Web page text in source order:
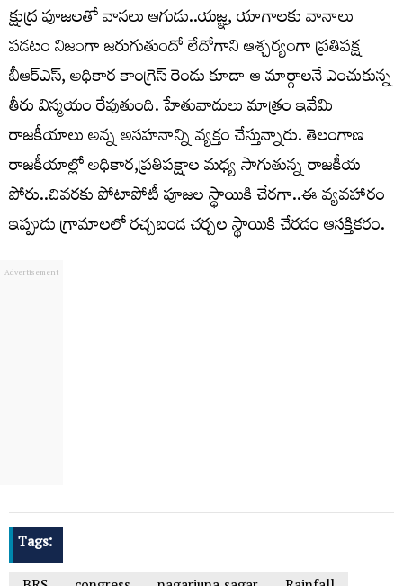
క్షుద్ర పూజలతో వానలు ఆగుడు..యజ్ఞ, యాగాలకు వానాలు
పడటం నిజంగా జరుగుతుందో లేదోగాని ఆశ్చర్యంగా ప్రతిపక్ష
బీఆర్ఎస్, అధికార కాంగ్రెస్ రెండు కూడా ఆ మార్గాలనే ఎంచుకున్న
తీరు విస్మయం రేపుతుంది. హేతువాదులు మాత్రం ఇవేమి
రాజకీయాలు అన్న అసహనాన్ని వ్యక్తం చేస్తున్నారు. తెలంగాణ
రాజకీయాల్లో అధికార,ప్రతిపక్షాల మధ్య సాగుతున్న రాజకీయ
పోరు..చివరకు పోటాపోటీ పూజల స్థాయికి చేరగా..ఈ వ్యవహారం
ఇప్పుడు గ్రామాలలో రచ్చబండ చర్చల స్థాయికి చేరడం ఆసక్తికరం.
Tags: